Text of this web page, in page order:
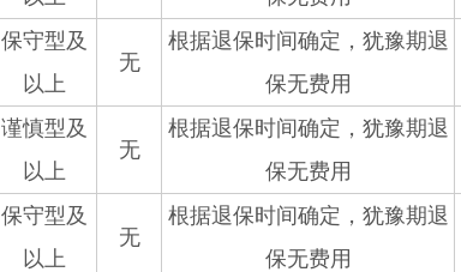
保守型及
以上
无
根据退保时间确定，犹豫期退
保无费用
谨慎型及
以上
无
根据退保时间确定，犹豫期退
保无费用
保守型及
以上
无
根据退保时间确定，犹豫期退
保无费用